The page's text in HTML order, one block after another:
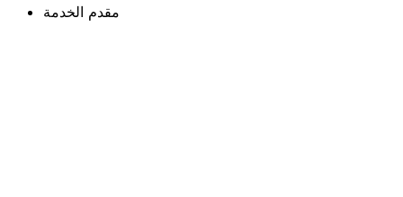
مقدم الخدمة